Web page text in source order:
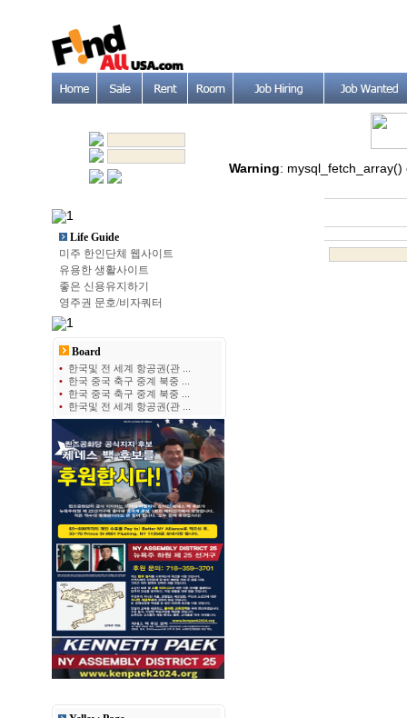
Life Guide
미주 한인단체 웹사이트
유용한 생활사이트
좋은 신용유지하기
영주권 문호/비자쿼터
Board
• 한국및 전 세계 항공권(관 ...
• 한국 중국 축구 중계 북중 ...
• 한국 중국 축구 중계 북중 ...
• 한국및 전 세계 항공권(관 ...
Warning: